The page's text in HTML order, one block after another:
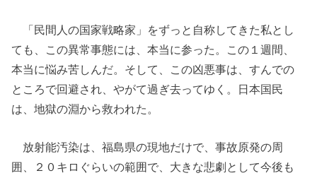
「民間人の国家戦略家」をずっと自称してきた私とし
ても、この異常事態には、本当に参った。この１週間、
本当に悩み苦しんだ。そして、この凶悪事は、すんでの
ところで回避され、やがて過ぎ去ってゆく。日本国民
は、地獄の淵から救われた。
放射能汚染は、福島県の現地だけで、事故原発の周
囲、２０キロぐらいの範囲で、大きな悲劇として今後も